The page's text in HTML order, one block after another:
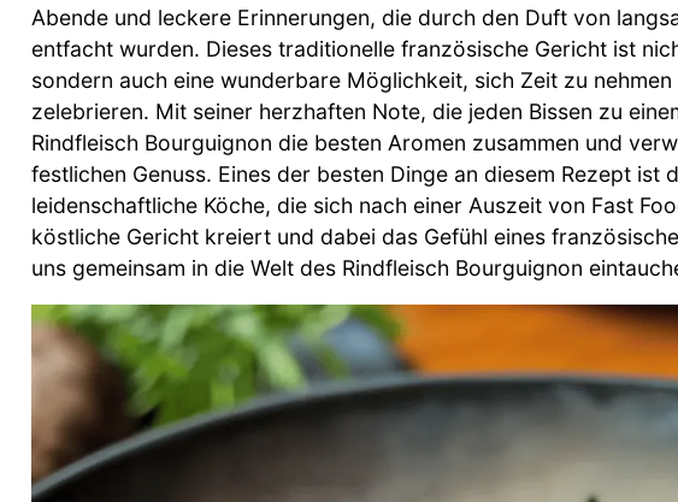
Abende und leckere Erinnerungen, die durch den Duft von
entfacht wurden. Dieses traditionelle französische Gericht ist
sondern auch eine wunderbare Möglichkeit, sich Zeit zu
zelebrieren. Mit seiner herzhaften Note, die jeden Bissen zu
Rindfleisch Bourguignon die besten Aromen zusammen und
festlichen Genuss. Eines der besten Dinge an diesem Rezept
leidenschaftliche Köche, die sich nach einer Auszeit von Fast
köstliche Gericht kreiert und dabei das Gefühl eines
uns gemeinsam in die Welt des Rindfleisch Bourguignon